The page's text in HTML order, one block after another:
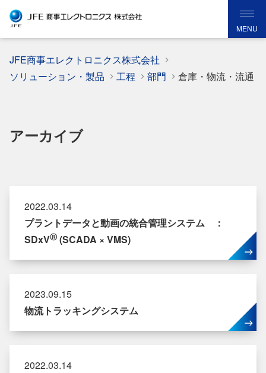
MENU
JFE商事エレクトロニクス株式会社
ソリューション・製品
工程 部門 倉庫・物流・流通
アーカイブ
2022.03.14
プラントデータと動画の統合管理システム ：
SDxVⓇ (SCADA × VMS)
2023.09.15
物流トラッキングシステム
2022.03.14